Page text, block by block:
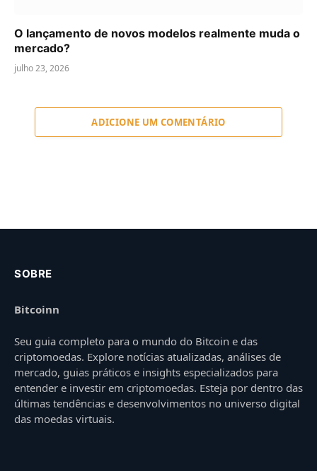
O lançamento de novos modelos realmente muda o
mercado?
julho 23, 2026
ADICIONE UM COMENTÁRIO
SOBRE
Bitcoinn
Seu guia completo para o mundo do Bitcoin e das
criptomoedas. Explore notícias atualizadas, análises de
mercado, guias práticos e insights especializados para
entender e investir em criptomoedas. Esteja por dentro das
últimas tendências e desenvolvimentos no universo digital
das moedas virtuais.